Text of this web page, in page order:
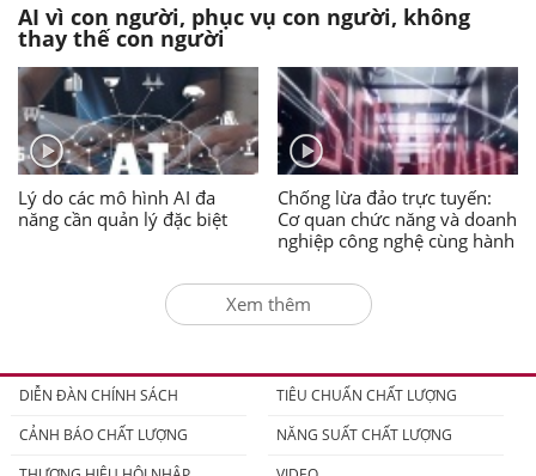
AI vì con người, phục vụ con người, không
thay thế con người
Lý do các mô hình AI đa
năng cần quản lý đặc biệt
Chống lừa đảo trực tuyến:
Cơ quan chức năng và doanh
nghiệp công nghệ cùng hành
Xem thêm
DIỄN ĐÀN CHÍNH SÁCH
TIÊU CHUẨN CHẤT LƯỢNG
CẢNH BÁO CHẤT LƯỢNG
NĂNG SUẤT CHẤT LƯỢNG